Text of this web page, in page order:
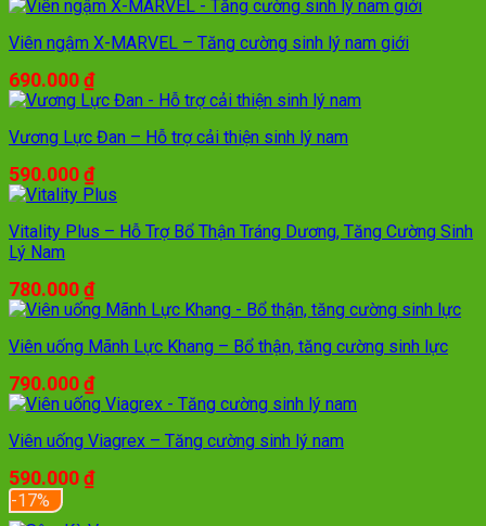
Viên ngậm X-MARVEL – Tăng cường sinh lý nam giới
690.000₫
Vương Lực Đan – Hỗ trợ cải thiện sinh lý nam
590.000₫
Vitality Plus – Hỗ Trợ Bổ Thận Tráng Dương, Tăng Cường Sinh
Lý Nam
780.000₫
Viên uống Mãnh Lực Khang – Bổ thận, tăng cường sinh lực
790.000₫
Viên uống Viagrex – Tăng cường sinh lý nam
590.000₫
-17%